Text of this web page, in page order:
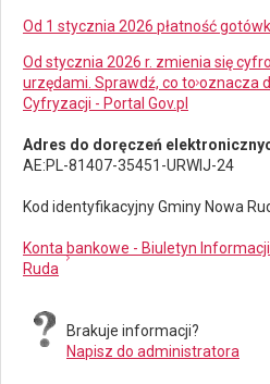
Od 1 stycznia 2026 płatność
Od stycznia 2026 r. zmienia się
urzędami. Sprawdź, co to oznacza
Cyfryzacji - Portal Gov.pl
Adres do doręczeń
AE:PL-81407-35451-URWIJ-24
Kod identyfikacyjny Gminy Nowa
Konta bankowe - Biuletyn
Ruda
Brakuje informacji?
Napisz do administratora